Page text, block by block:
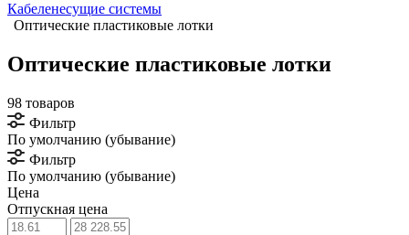
Кабеленесущие системы
Оптические пластиковые лотки
Оптические пластиковые лотки
98 товаров
Фильтр
По умолчанию (убывание)
Фильтр
По умолчанию (убывание)
Цена
Отпускная цена